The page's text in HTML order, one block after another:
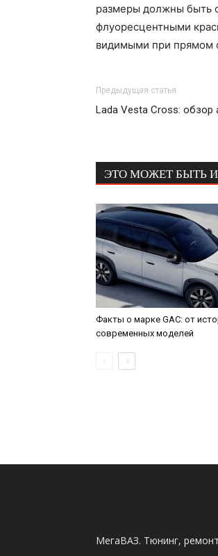
размеры должны быть
флуоресцентными
видимыми при прямом
Предыдущая статья
Lada Vesta Cross: обзор
ЭТО МОЖЕТ БЫТЬ
Факты о марке GAC: от
современных моделей
МегаВАЗ. Тюнинг,